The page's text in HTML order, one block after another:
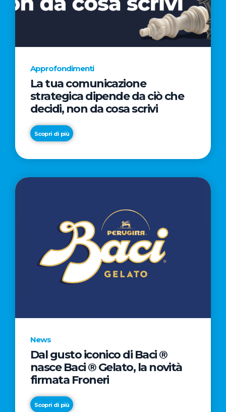
AL
CINEMA
NELLA
CAMPAGNA
REGISTA
PREMIO
OSCAR®
Approfondimenti
La tua comunicazione
strategica dipende da ciò che
decidi, non da cosa scrivi
Scopri di più
News
Dal gusto iconico di Baci ®
nasce Baci ® Gelato, la novità
firmata Froneri
Scopri di più